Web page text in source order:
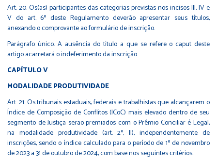
Art. 20. Os(as) participantes das categorias previstas nos incisos III, IV e
V do art. 6º deste Regulamento deverão apresentar seus títulos,
anexando o comprovante ao formulário de inscrição.
Parágrafo único. A ausência do título a que se refere o caput deste
artigo acarretará o indeferimento da inscrição.
CAPÍTULO V
MODALIDADE PRODUTIVIDADE
Art. 21. Os tribunais estaduais, federais e trabalhistas que alcançarem o
Índice de Composição de Conflitos (ICoC) mais elevado dentro de seu
segmento de Justiça serão premiados com o Prêmio Conciliar é Legal,
na modalidade produtividade (art. 2º, II), independentemente de
inscrições, sendo o índice calculado para o período de 1º de novembro
de 2023 a 31 de outubro de 2024, com base nos seguintes critérios: